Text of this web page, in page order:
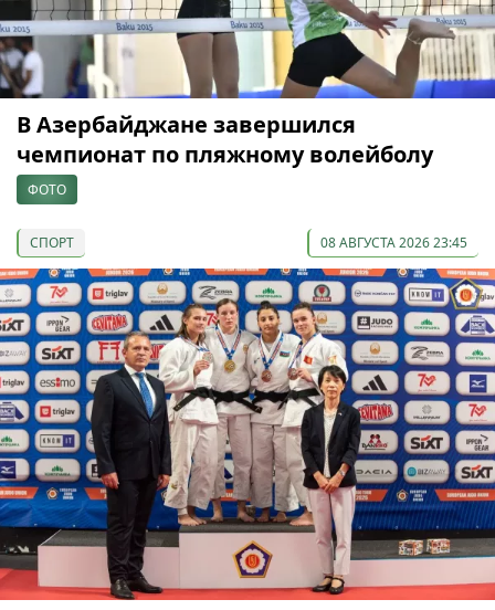
В Азербайджане завершился
чемпионат по пляжному волейболу
ФОТО
СПОРТ 08 АВГУСТА 2026 23:45